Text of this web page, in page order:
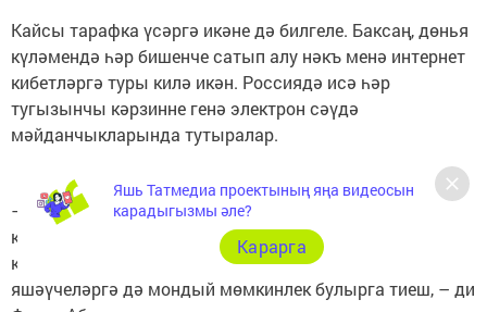
Кайсы тарафка үсәргә икәне дә билгеле. Баксаң, дөнья
күләмендә һәр бишенче сатып алу нәкъ менә интернет
кибетләргә туры килә икән. Россиядә исә һәр
тугызынчы кәрзинне генә электрон сәүдә
мәйданчыкларында тутыралар.
– Казанда яшәүчеләргә диванда кырын яткан килеш
кенә онлайн кибеткә барып кайтуның бернинди
кыенлыгы юк. Районнар, кечкенә авылларда
яшәүчеләргә дә мондый мөмкинлек булырга тиеш, – ди
Яшь Татмедиа проектының яңа видеосын
карадыгызмы әле?
Карарга